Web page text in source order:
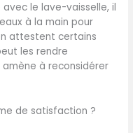
ou de gâchis !
en pierre
les
à l'angle optimal,
mouvements
chef 20 cm,
le lave-vaisselle, il
à la main pour
attestent certains
les rendre
à reconsidérer
de satisfaction ?